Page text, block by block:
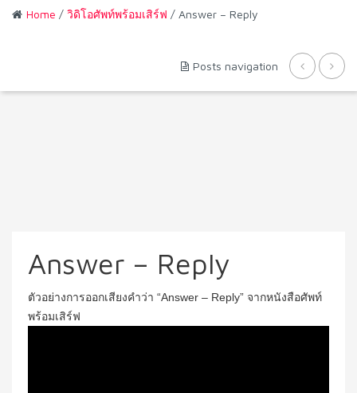
Home / วิดิโอศัพท์พร้อมเสิร์ฟ / Answer – Reply
Posts navigation
Answer – Reply
ตัวอย่างการออกเสียงคำว่า “Answer – Reply” จากหนังสือศัพท์
พร้อมเสิร์ฟ